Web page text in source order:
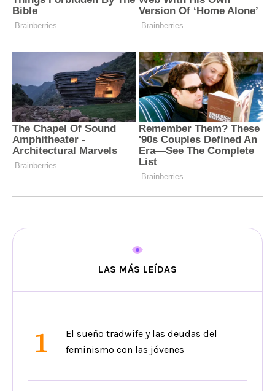
LAS MÁS LEÍDAS
1
El sueño tradwife y las deudas del
feminismo con las jóvenes